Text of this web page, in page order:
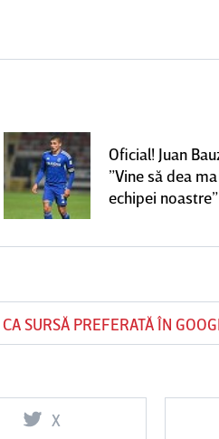
Oficial! Juan
”Vine să dea
echipei noastre”
CA SURSĂ PREFERATĂ ÎN
X